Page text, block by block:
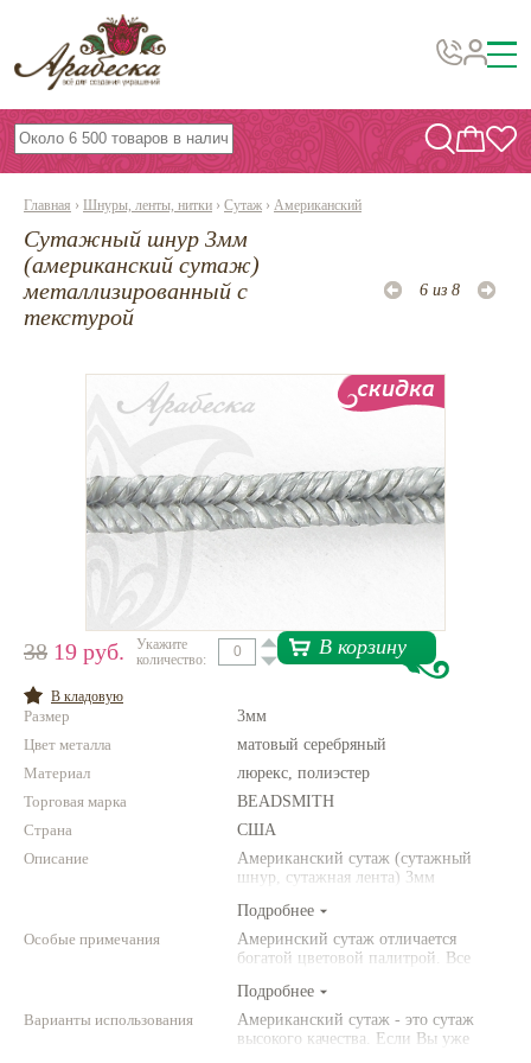
Бусины, подвески, декор
Бисер
Фурнитура
Проволока
Эпоксидная смола
Шнуры, ленты, нитки
По темам и сезонам
Бисер TOHO
Нетемнеющая фурнитура
Всё для вышивки
Проволока
Натуральные камни
Каталог
Фотофорум
Главная › Шнуры, ленты, нитки › Сутаж › Американский
Сутажный шнур 3мм
(американский сутаж)
металлизированный с
текстурой
6 из 8
38 19 руб.
Укажите
количество:
В корзину
В кладовую
Размер
3мм
Цвет металла
матовый серебряный
Материал
люрекс, полиэстер
Торговая марка
BEADSMITH
Страна
США
Описание
Американский сутаж (сутажный
шнур, сутажная лента) 3мм
сердечником под цвет сутажа.
Богатая палитра металлических
оттенков сутажа.
Подробнее
Особые примечания
Америнский сутаж отличается
богатой цветовой палитрой. Все
инструменты для вышивки
украшений из сутажа, а также
другие виды сутажа Вы найдете в
Подробнее
Варианты использования
Американский сутаж - это сутаж
высокого качества. Если Вы уже